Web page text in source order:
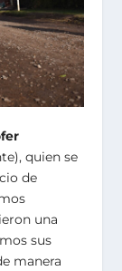
quien se
de
una
sus
manera